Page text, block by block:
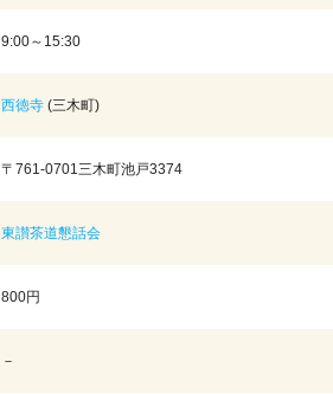
9:00～15:30
西徳寺 (三木町)
〒761-0701三木町池戸3374
東讃茶道懇話会
800円
－